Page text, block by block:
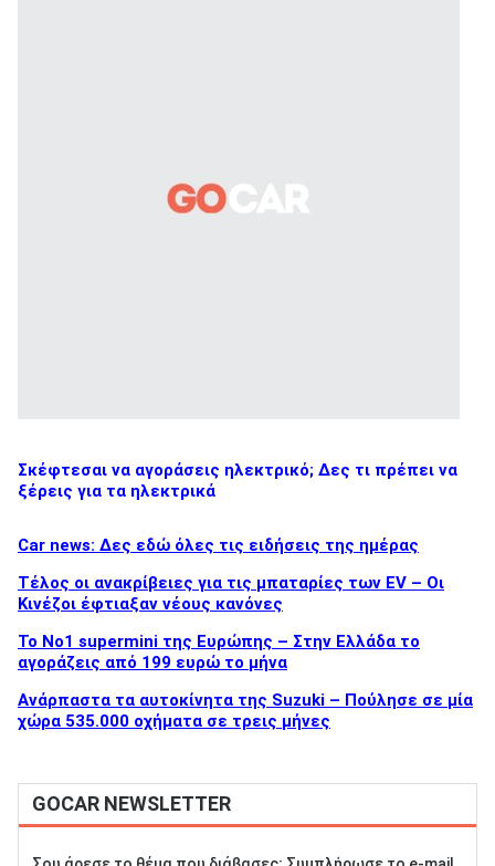
Σκέφτεσαι να αγοράσεις ηλεκτρικό; Δες τι πρέπει να
ξέρεις για τα ηλεκτρικά
Car news: Δες εδώ όλες τις ειδήσεις της ημέρας
Τέλος οι ανακρίβειες για τις μπαταρίες των EV – Οι
Κινέζοι έφτιαξαν νέους κανόνες
Το No1 supermini της Ευρώπης – Στην Ελλάδα το
αγοράζεις από 199 ευρώ το μήνα
Ανάρπαστα τα αυτοκίνητα της Suzuki – Πούλησε σε μία
χώρα 535.000 οχήματα σε τρεις μήνες
GOCAR NEWSLETTER